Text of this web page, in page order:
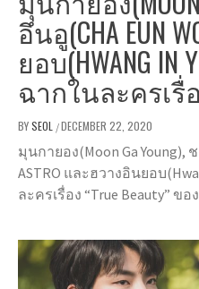
อึนอู(CHA EUN
ยอบ(HWANG IN
ฉากในละครเรื่อง
BYSEOL /DECEMBER 22, 2020
มุนกายอง(Moon Ga Young),
ASTRO และฮวางอินยอบ
ละครเรื่อง “True Beauty” ขอ